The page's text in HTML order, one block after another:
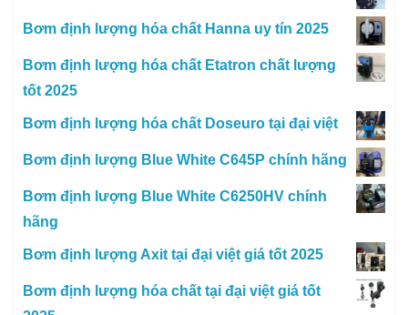
Bơm định lượng hóa chất Hanna uy tín 2025
Bơm định lượng hóa chất Etatron chất lượng
tốt 2025
Bơm định lượng hóa chất Doseuro tại đại việt
Bơm định lượng Blue White C645P chính hãng
Bơm định lượng Blue White C6250HV chính
hãng
Bơm định lượng Axit tại đại việt giá tốt 2025
Bơm định lượng hóa chất tại đại việt giá tốt